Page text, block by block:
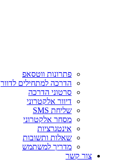
פתרונות ווטסאפ
הדרכה למתחילים לדוור
סרטוני הדרכה
דיוור אלקטרוני
שליחת SMS
מסחר אלקטרוני
אינטגרציות
שאלות ותשובות
מדריך למשתמש
צור קשר